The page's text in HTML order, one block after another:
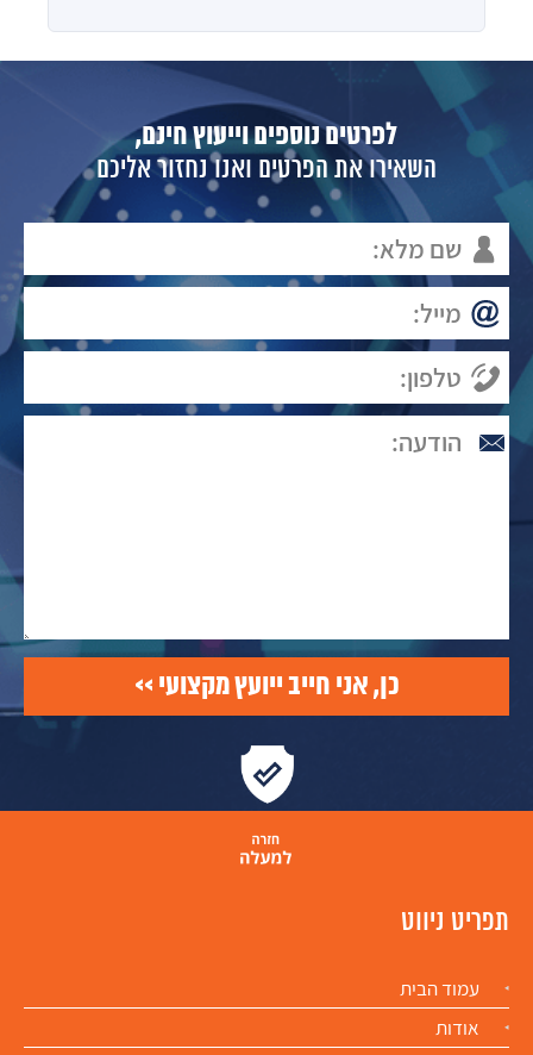
לפרטים נוספים וייעוץ חינם,
השאירו את הפרטים ואנו נחזור אליכם
תפריט ניווט
עמוד הבית
אודות